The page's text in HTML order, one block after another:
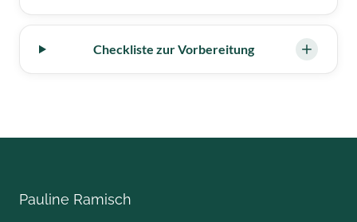
Checkliste zur Vorbereitung
Pauline Ramisch